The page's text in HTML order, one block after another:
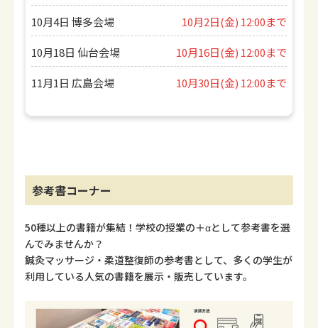
10月4日 博多会場 10月2日(金) 12:00まで
10月18日 仙台会場 10月16日(金) 12:00まで
11月1日 広島会場 10月30日(金) 12:00まで
参考書コーナー
50種以上の書籍が集結！学校の授業の＋αとして参考書を選
んでみませんか？
鍼灸マッサージ・柔道整復師の参考書として、多くの学生が
利用している人気の書籍を展示・販売しています。